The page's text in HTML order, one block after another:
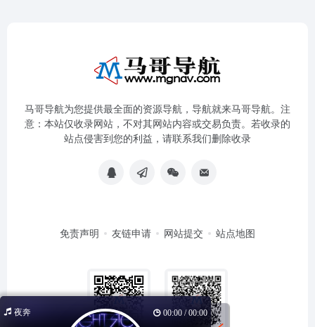
马哥导航为您提供最全面的资源导航，导航就来马哥导航。注
意：本站仅收录网站，不对其网站内容或交易负责。若收录的
站点侵害到您的利益，请联系我们删除收录
免责声明 友链申请 网站提交 站点地图
夜奔 00:00 / 00:00